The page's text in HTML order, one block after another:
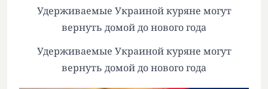
Удерживаемые Украиной куряне могут
вернуть домой до нового года
Удерживаемые Украиной куряне могут
вернуть домой до нового года